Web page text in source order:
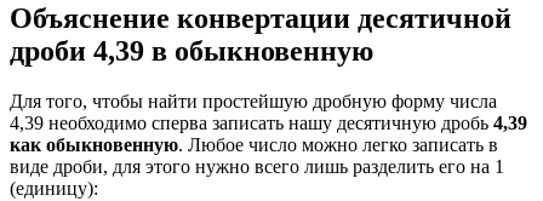
Объяснение конвертации десятичной
дроби 4,39 в обыкновенную
Для того, чтобы найти простейшую дробную форму числа
4,39 необходимо сперва записать нашу десятичную дробь 4,39
как обыкновенную. Любое число можно легко записать в
виде дроби, для этого нужно всего лишь разделить его на 1
(единицу):